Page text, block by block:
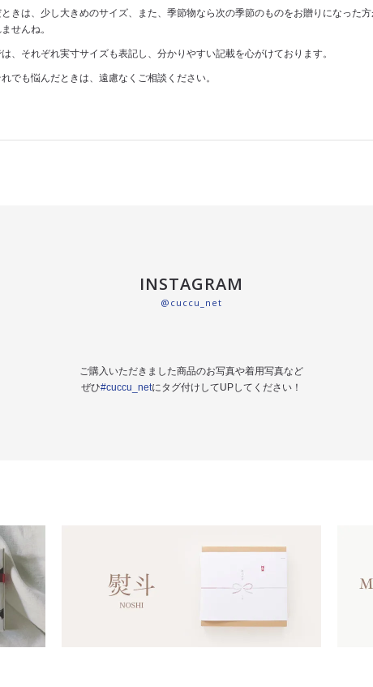
きは、少し大きめのサイズ、また、季節物なら次の季節のものをお贈りになった
せんね。
、それぞれ実寸サイズも表記し、分かりやすい記載を心がけております。
れでも悩んだときは、遠慮なくご相談ください。
INSTAGRAM
@cuccu_net
ご購入いただきました商品のお写真や着用写真など
ぜひ#cuccu_netにタグ付けしてUPしてください！